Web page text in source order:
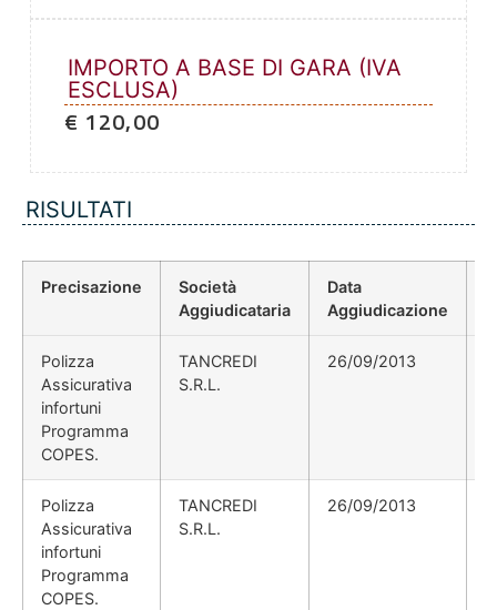
IMPORTO A BASE DI GARA (IVA
ESCLUSA)
€ 120,00
RISULTATI
Precisazione
Società
Aggiudicataria
Data
Aggiudicazione
Polizza
Assicurativa
infortuni
Programma
COPES.
TANCREDI
S.R.L.
26/09/2013
Polizza
Assicurativa
infortuni
Programma
COPES.
TANCREDI
S.R.L.
26/09/2013